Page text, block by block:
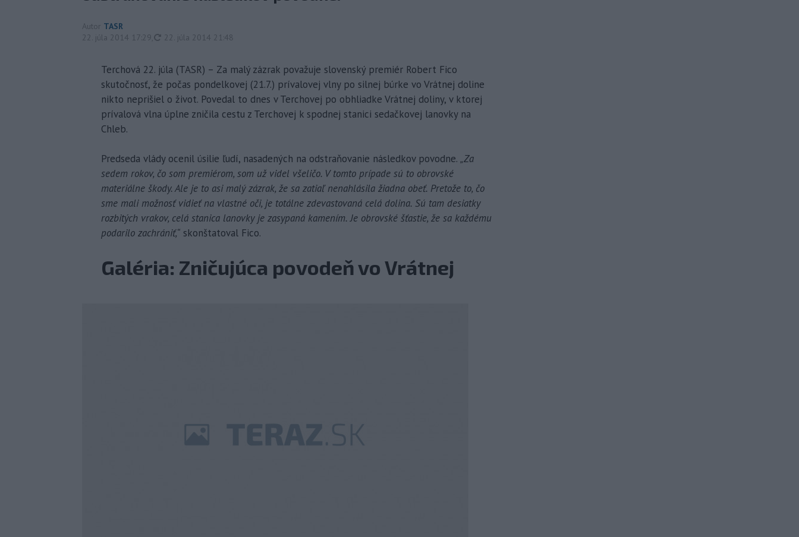
Autor TASR
22. júla 2014 17:29
aktualizované
22. júla 2014 21:48
Terchová 22. júla (TASR) – Za malý zázrak považuje slovenský premiér Robert Fico
skutočnosť, že počas pondelkovej (21.7.) prívalovej vlny po silnej búrke vo Vrátnej doline
nikto neprišiel o život. Povedal to dnes v Terchovej po obhliadke Vrátnej doliny, v ktorej
prívalová vlna úplne zničila cestu z Terchovej k spodnej stanici sedačkovej lanovky na
Chleb.
Predseda vlády ocenil úsilie ľudí, nasadených na odstraňovanie následkov povodne. „Za
sedem rokov, čo som premiérom, som už videl všeličo. V tomto prípade sú to obrovské
materiálne škody. Ale je to asi malý zázrak, že sa zatiaľ nenahlásila žiadna obeť. Pretože to, čo
sme mali možnosť vidieť na vlastné oči, je totálne zdevastovaná celá dolina. Sú tam desiatky
rozbitých vrakov, celá stanica lanovky je zasypaná kamením. Je obrovské šťastie, že sa každému
podarilo zachrániť,“ skonštatoval Fico.
Galéria: Zničujúca povodeň vo Vrátnej